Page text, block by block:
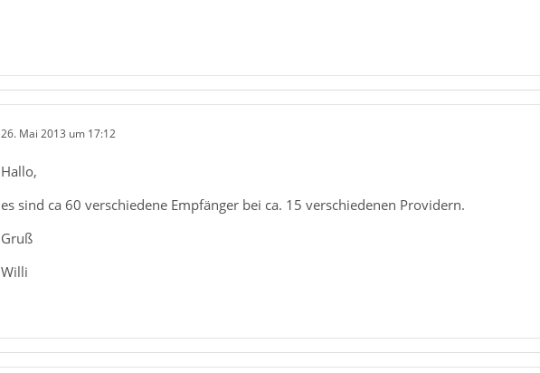
26. Mai 2013 um 17:12
Hallo,
es sind ca 60 verschiedene Empfänger bei ca. 15 verschiedenen Providern.
Gruß
Willi